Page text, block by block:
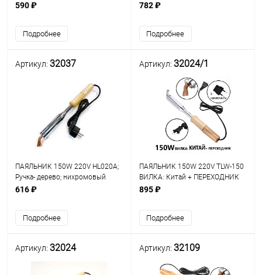
590 ₽
Подробнее
782 ₽
Подробнее
Артикул: 32037
ПАЯЛЬНИК 150W 220V HL020A;
Ручка- дерево; нихромовый
нагревательный элемент;
форме"лопатки"); d жала=9мм;
616 ₽
Подробнее
Артикул: 32024/1
ПАЯЛЬНИК 150W 220V TLW-150
ВИЛКА: Китай + ПЕРЕХОДНИК
Нихромовый нагреват;
"клина"/"лопатки")
895 ₽
Подробнее
Артикул: 32024 Артикул: 32109